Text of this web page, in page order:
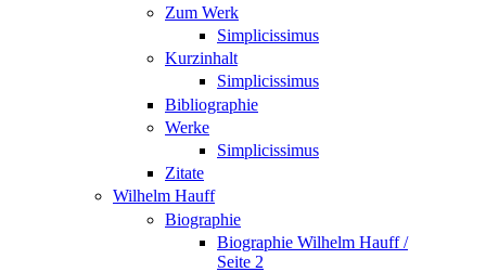
Zum Werk
Simplicissimus
Kurzinhalt
Simplicissimus
Bibliographie
Werke
Simplicissimus
Zitate
Wilhelm Hauff
Biographie
Biographie Wilhelm Hauff /
Seite 2